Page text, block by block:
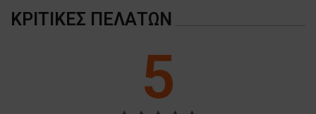
ΚΡΙΤΙΚΈΣ ΠΕΛΑΤΏΝ
5